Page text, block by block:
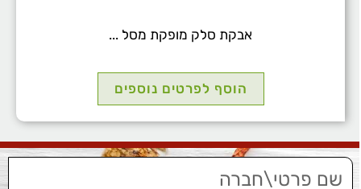
אבקת סלק מופקת מסל ...
הוסף לפרטים נוספים